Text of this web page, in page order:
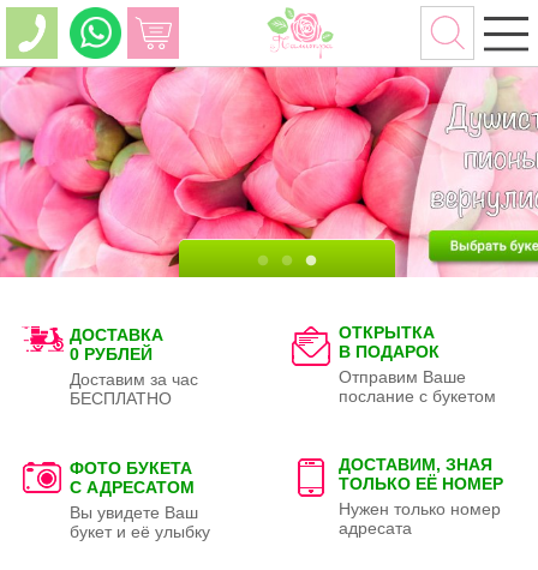
ДОСТАВКА
0 РУБЛЕЙ
Доставим за час
БЕСПЛАТНО
ОТКРЫТКА
В ПОДАРОК
Отправим Ваше
послание с букетом
ФОТО БУКЕТА
С АДРЕСАТОМ
Вы увидете Ваш
букет и её улыбку
ДОСТАВИМ, ЗНАЯ
ТОЛЬКО ЕЁ НОМЕР
Нужен только номер
адресата